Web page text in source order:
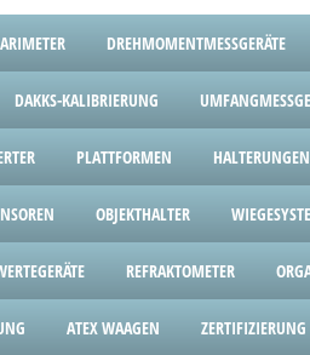
DREHMOMENTMESSGERÄTE
DAKKS-KALIBRIERUNG
PLATTFORMEN HALTERUNGEN
OBJEKTHALTER
REFRAKTOMETER
ATEX WAAGEN ZERTIFIZIERUNG